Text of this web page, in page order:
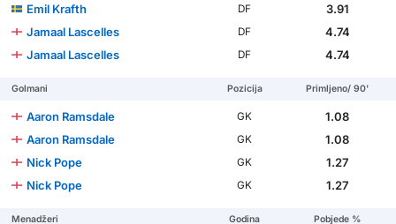
Emil Krafth
DF
3.91
Jamaal Lascelles
DF
4.74
Jamaal Lascelles
DF 4.74
Golmani Pozicija Primljeno/ 90'
Aaron Ramsdale GK
1.08
Aaron Ramsdale
GK
1.08
Nick Pope
GK
1.27
Nick Pope
GK 1.27
Menadžeri Godina Pobjede %